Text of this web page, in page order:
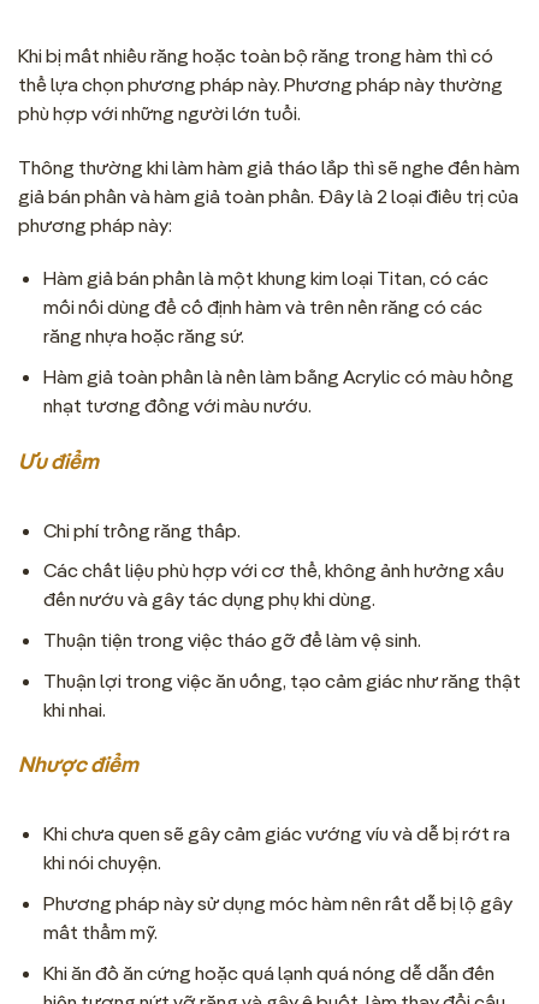
Khi bị mất nhiều răng hoặc toàn bộ răng trong hàm thì có
thể lựa chọn phương pháp này. Phương pháp này thường
phù hợp với những người lớn tuổi.
Thông thường khi làm hàm giả tháo lắp thì sẽ nghe đến hàm
giả bán phần và hàm giả toàn phần. Đây là 2 loại điều trị của
phương pháp này:
Hàm giả bán phần là một khung kim loại Titan, có các
mối nối dùng để cố định hàm và trên nền răng có các
răng nhựa hoặc răng sứ.
Hàm giả toàn phần là nền làm bằng Acrylic có màu hồng
nhạt tương đồng với màu nướu.
Ưu điểm
Chi phí trồng răng thấp.
Các chất liệu phù hợp với cơ thể, không ảnh hưởng xấu
đến nướu và gây tác dụng phụ khi dùng.
Thuận tiện trong việc tháo gỡ để làm vệ sinh.
Thuận lợi trong việc ăn uống, tạo cảm giác như răng thật
khi nhai.
Nhược điểm
Khi chưa quen sẽ gây cảm giác vướng víu và dễ bị rớt ra
khi nói chuyện.
Phương pháp này sử dụng móc hàm nên rất dễ bị lộ gây
mất thẩm mỹ.
Khi ăn đồ ăn cứng hoặc quá lạnh quá nóng dễ dẫn đến